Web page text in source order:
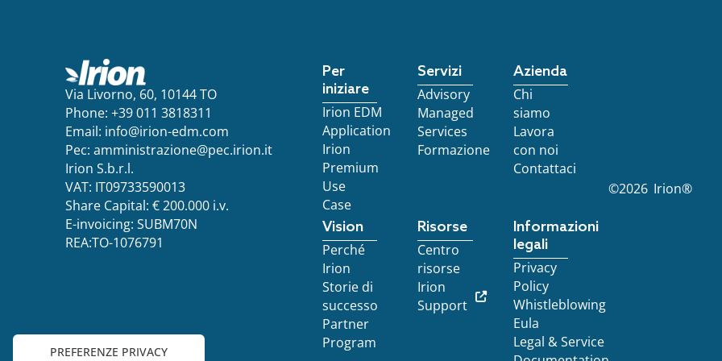
Via Livorno, 60, 10144 TO
Phone: +39 011 3818311
Email: info@irion-edm.com
Pec: amministrazione@pec.irion.it
Irion S.b.r.l.
VAT: IT09733590013
Share Capital: € 200.000 i.v.
E-invoicing: SUBM70N
REA:TO-1076791
Per
iniziare
Irion EDM
Application
Irion
Premium
Use
Case
Servizi
Advisory
Managed
Services
Formazione
Azienda
Chi
siamo
Lavora
con noi
Contattaci
Vision
Perché
Irion
Storie di
successo
Partner
Program
Risorse
Centro
risorse
Irion
Support
Informazioni
legali
Privacy
Policy
Whistleblowing
Eula
Legal & Service
©2026 Irion®